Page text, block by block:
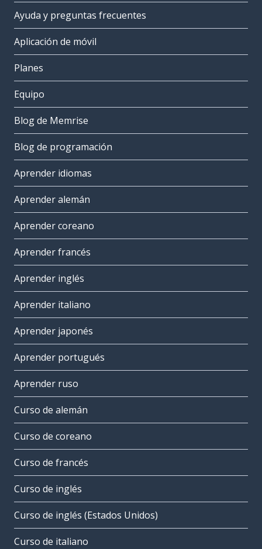
Ayuda y preguntas frecuentes
Aplicación de móvil
Planes
Equipo
Blog de Memrise
Blog de programación
Aprender idiomas
Aprender alemán
Aprender coreano
Aprender francés
Aprender inglés
Aprender italiano
Aprender japonés
Aprender portugués
Aprender ruso
Curso de alemán
Curso de coreano
Curso de francés
Curso de inglés
Curso de inglés (Estados Unidos)
Curso de italiano